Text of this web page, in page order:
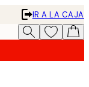
IR A LA CAJA